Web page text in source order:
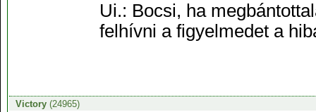
Ui.: Bocsi, ha
felhívni a figyelmedet a
Victory(24965)